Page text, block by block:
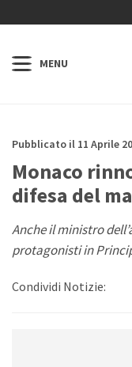
Pubblicato il 11 Aprile
Monaco
difesa del
Anche il ministro
protagonisti in
Condividi Notizie: